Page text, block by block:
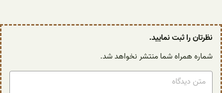
نظرتان را ثبت نمایید.
شماره همراه شما منتشر نخواهد شد.